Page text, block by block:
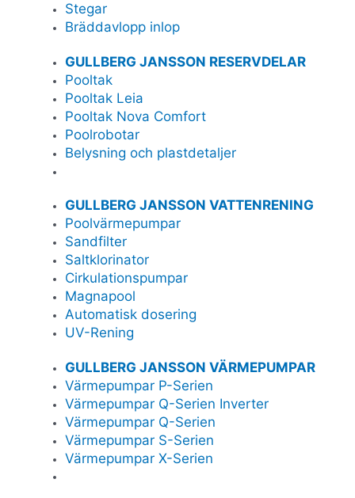
Stegar
Bräddavlopp inlop
GULLBERG JANSSON RESERVDELAR
Pooltak
Pooltak Leia
Pooltak Nova Comfort
Poolrobotar
Belysning och plastdetaljer
GULLBERG JANSSON VATTENRENING
Poolvärmepumpar
Sandfilter
Saltklorinator
Cirkulationspumpar
Magnapool
Automatisk dosering
UV-Rening
GULLBERG JANSSON VÄRMEPUMPAR
Värmepumpar P-Serien
Värmepumpar Q-Serien Inverter
Värmepumpar Q-Serien
Värmepumpar S-Serien
Värmepumpar X-Serien